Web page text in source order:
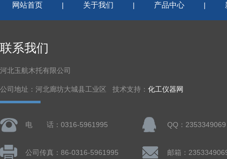
网站首页 | 关于我们 | 产品中心 |
联系我们
河北玉航木托有限公司
公司地址：河北廊坊大城县工业区 技术支持： 化工仪器网
电 话：0316-5961995 QQ：2353349069
公司传真：86-0316-5961995 邮箱：